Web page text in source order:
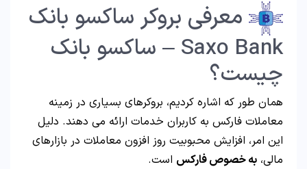
معرفی بروکر ساکسو بانک
Saxo Bank – ساکسو بانک
چیست؟
همان طور که اشاره کردیم، بروکرهای بسیاری در زمینه
معاملات فارکس به کاربران خدمات ارائه می دهند. دلیل
این امر، افزایش محبوبیت روز افزون معاملات در بازارهای
مالی، به خصوص فارکس است.